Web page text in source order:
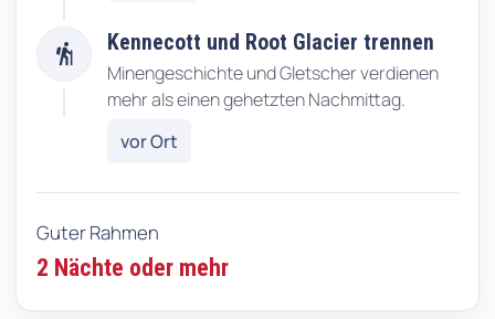
hiking Kennecott und Root Glacier trennen
Minengeschichte und Gletscher verdienen
mehr als einen gehetzten Nachmittag.
vor Ort
Guter Rahmen
2 Nächte oder mehr